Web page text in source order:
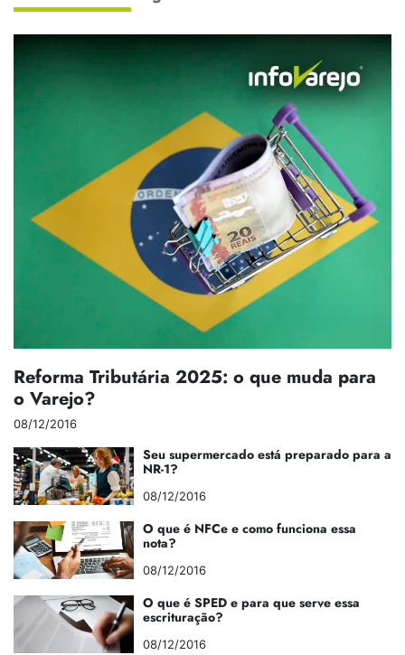
Reforma Tributária 2025: o que muda para
o Varejo?
08/12/2016
Seu supermercado está preparado para a
NR-1?
08/12/2016
O que é NFCe e como funciona essa
nota?
08/12/2016
O que é SPED e para que serve essa
escrituração?
08/12/2016